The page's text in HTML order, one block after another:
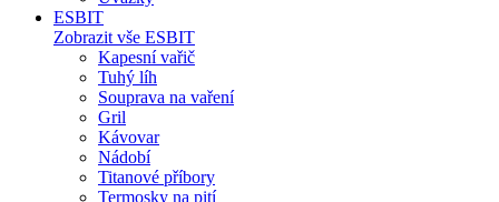
ESBIT
Zobrazit vše ESBIT
Kapesní vařič
Tuhý líh
Souprava na vaření
Gril
Kávovar
Nádobí
Titanové příbory
Termosky na pití